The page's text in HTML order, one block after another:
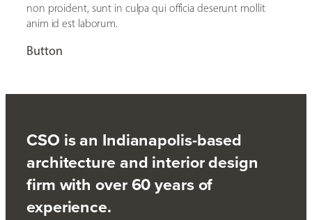
non proident, sunt in culpa qui officia deserunt mollit
anim id est laborum.
Button
CSO is an Indianapolis-based
architecture and interior design
firm with over 60 years of
experience.